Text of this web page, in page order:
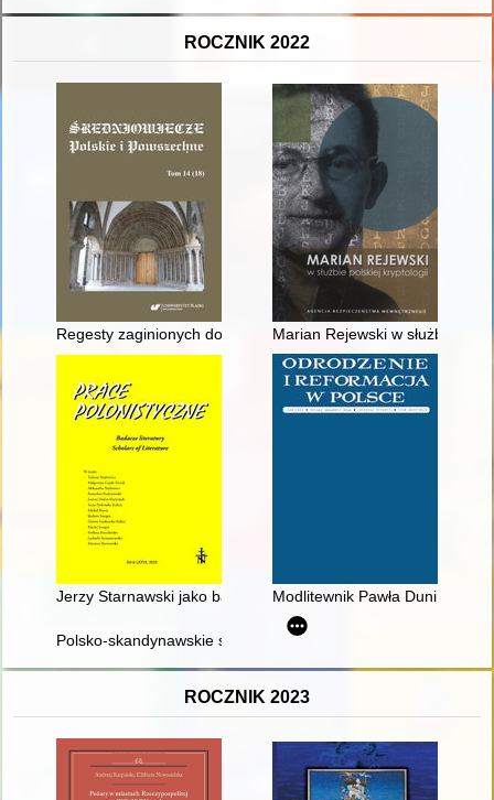
ROCZNIK 2022
Regesty zaginionych dokumentów Alberta, księcia
Marian Rejewski w służbie
Jerzy Starnawski jako badacz literatury staropolskiej :
Modlitewnik Pawła Dunin-
Polsko-skandynawskie stosunki kulturalne, naukowe i
ROCZNIK 2023